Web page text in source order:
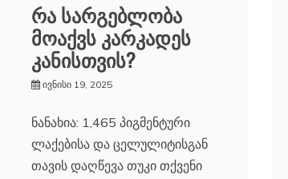
რა სარგებლობა
მოაქვს კარკადეს
კანისთვის?
ივნისი 19, 2025
ნანახია: 1,465 პიგმენტური
ლაქებისა და ცელულიტისგან
თავის დაღწევა თუკი თქვენი